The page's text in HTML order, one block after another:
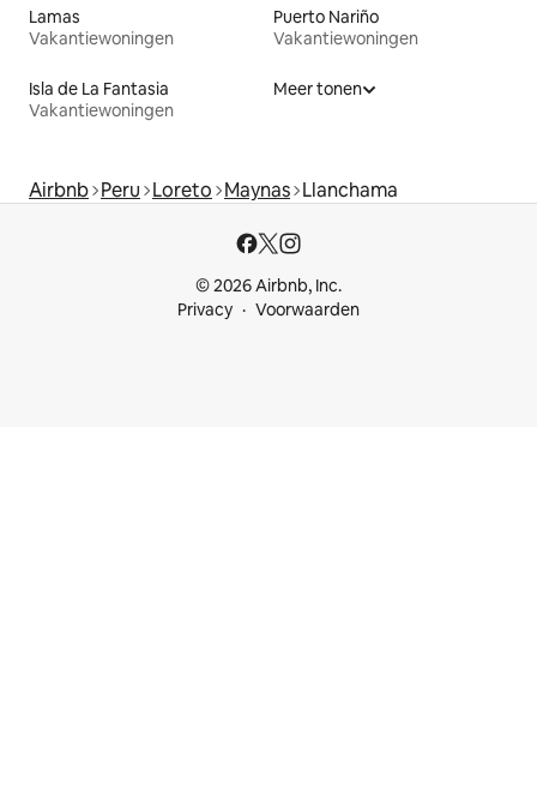
Lamas
Vakantiewoningen
Puerto Nariño
Vakantiewoningen
Isla de La Fantasia
Vakantiewoningen
Meer tonen
Airbnb Peru Loreto Maynas Llanchama
© 2026 Airbnb, Inc.
Privacy
Voorwaarden